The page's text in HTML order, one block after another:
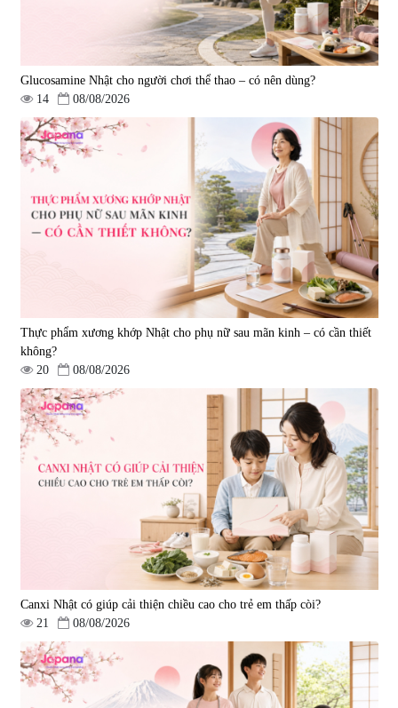
Glucosamine Nhật cho người chơi thể thao – có nên dùng?
14
08/08/2026
Thực phẩm xương khớp Nhật cho phụ nữ sau mãn kinh – có cần thiết
không?
20
08/08/2026
Canxi Nhật có giúp cải thiện chiều cao cho trẻ em thấp còi?
21
08/08/2026